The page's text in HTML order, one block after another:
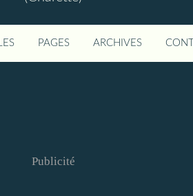
PAGES ARCHIVES
Publicité